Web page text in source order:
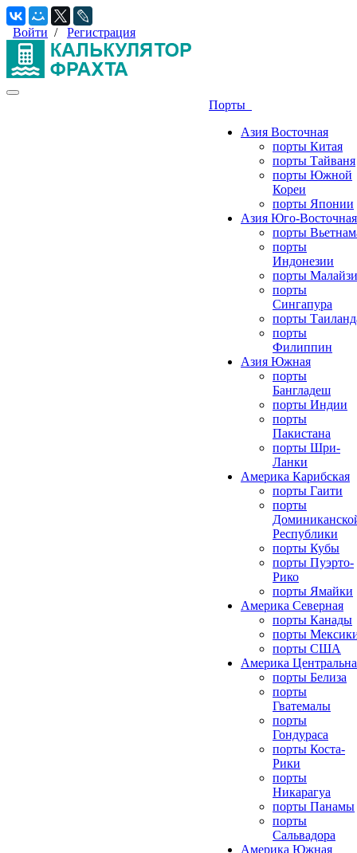
Войти / Регистрация
Порты
Азия Восточная
порты Китая
порты Тайваня
порты Южной
Кореи
порты Японии
Азия Юго-Восточная
порты
порты
Индонезии
порты
порты
Сингапура
порты
порты
Филиппин
Азия Южная
порты
Бангладеш
порты Индии
порты
Пакистана
порты Шри-
Ланки
Америка Карибская
порты Гаити
порты
Республики
порты Кубы
порты Пуэрто-
Рико
порты Ямайки
Америка Северная
порты Канады
порты
порты США
Америка
порты Белиза
порты
Гватемалы
порты
Гондураса
порты Коста-
Рики
порты
Никарагуа
порты Панамы
порты
Сальвадора
Америка Южная